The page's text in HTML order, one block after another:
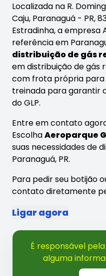
Localizada na R.
Caju, Paranaguá - PR,
Estradinha, a empresa
referência em
distribuição de gás
em distribuição de gás
com frota própria para
treinada para garantir
do GLP.
Entre em contato
EscolhaAeroparque
suas necessidades de
Paranaguá, PR.
Para pedir seu botijão
contato diretamente
Ligar agora
É responsável
alguma